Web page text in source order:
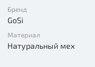
Бренд
GoSi
Материал
Натуральный мех